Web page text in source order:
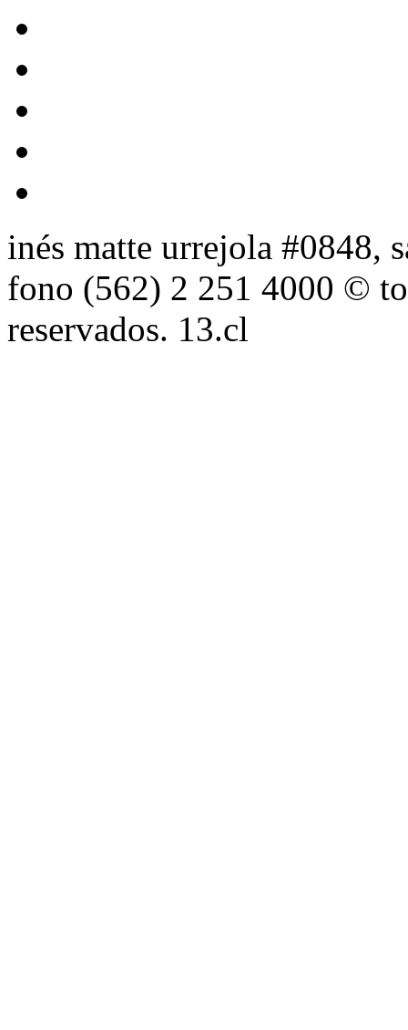
inés matte urrejola #0848,
fono (562) 2 251 4000 ©
reservados. 13.cl